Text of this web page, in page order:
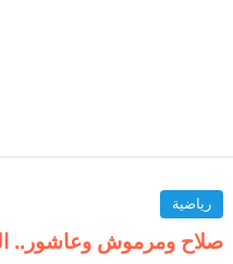
رياضية
صلاح ومرموش وعاشور..